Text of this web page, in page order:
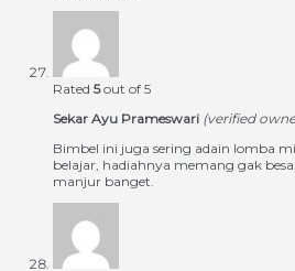
Rated 5out of 5
Sekar Ayu Prameswari (verified
Bimbel ini juga sering adain lomba
belajar, hadiahnya memang gak
manjur banget.